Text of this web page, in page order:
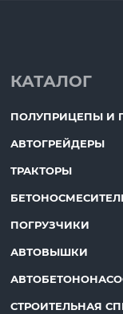
КАТАЛОГ
ПОЛУПРИЦЕПЫ И
АВТОГРЕЙДЕРЫ
ТРАКТОРЫ
ПОГРУЗЧИКИ
АВТОВЫШКИ
СТРОИТЕЛЬНАЯ